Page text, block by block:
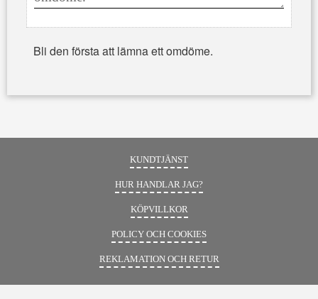
Bli den första att lämna ett omdöme.
KUNDTJÄNST
HUR HANDLAR JAG?
KÖPVILLKOR
POLICY OCH COOKIES
REKLAMATION OCH RETUR